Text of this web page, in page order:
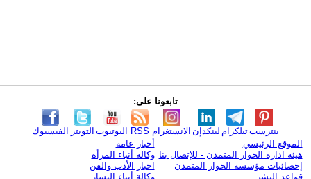
تابعونا على:
الفيسبوك التويتر اليوتيوب RSS الانستغرام لينكدإن تيلكرامبنترست
الموقع الرئيسي
هيئة ادارة الحوار المتمدن - للإتصال بنا
إحصائيات مؤسسة الحوار المتمدن
قواعد النشر
أخبار عامة
وكالة أنباء المرأة
اخبار الأدب والفن
وكالة أنباء اليسار